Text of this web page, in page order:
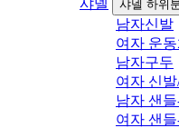
샤넬 샤넬 하위
남자신발
여자 운
남자구두
여자 신
남자 샌
여자 샌